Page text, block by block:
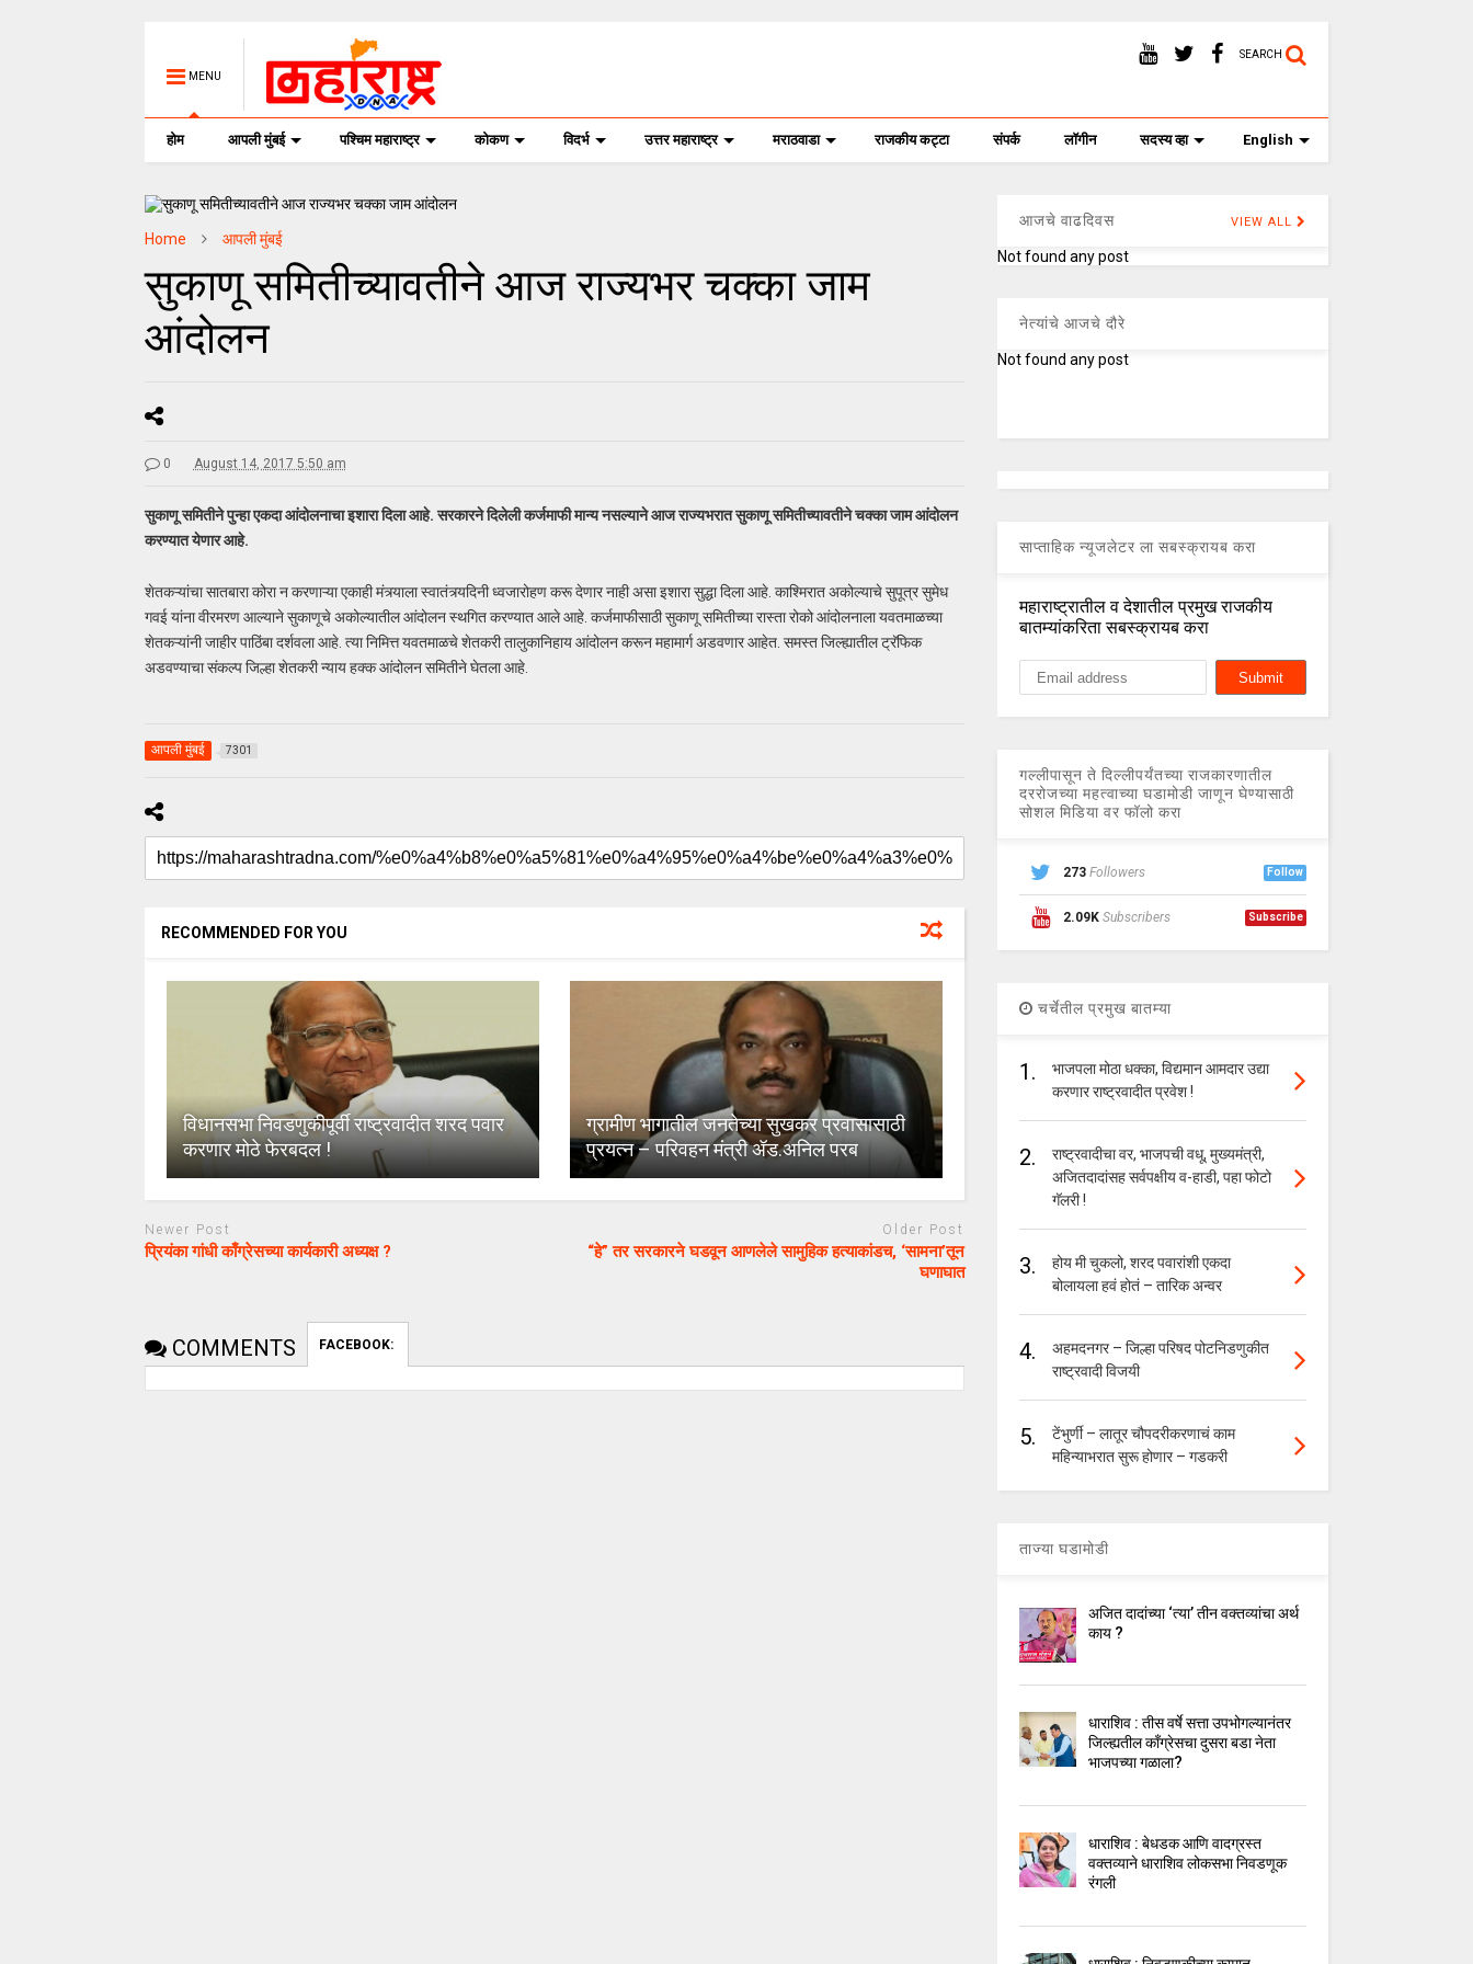
MENU
SEARCH
होम आपली मुंबई पश्चिम महाराष्ट्र कोकण विदर्भ उत्तर महाराष्ट्र मराठवाडा राजकीय कट्टा संपर्क लॉगीन सदस्य व्हा English
Home आपली मुंबई
सुकाणू समितीच्यावतीने आज राज्यभर चक्का जाम
आंदोलन
0 August 14, 2017 5:50 am
सुकाणू समितीने पुन्हा एकदा आंदोलनाचा इशारा दिला आहे. सरकारने दिलेली कर्जमाफी मान्य नसल्याने आज राज्यभरात सुकाणू समितीच्यावतीने चक्का जाम आंदोलन
करण्यात येणार आहे.
शेतकऱ्यांचा सातबारा कोरा न करणाऱ्या एकाही मंत्र्याला स्वातंत्र्यदिनी ध्वजारोहण करू देणार नाही असा इशारा सुद्धा दिला आहे. काश्मिरात अकोल्याचे सुपूत्र सुमेध
गवई यांना वीरमरण आल्याने सुकाणूचे अकोल्यातील आंदोलन स्थगित करण्यात आले आहे. कर्जमाफीसाठी सुकाणू समितीच्या रास्ता रोको आंदोलनाला यवतमाळच्या
शेतकऱ्यांनी जाहीर पाठिंबा दर्शवला आहे. त्या निमित्त यवतमाळचे शेतकरी तालुकानिहाय आंदोलन करून महामार्ग अडवणार आहेत. समस्त जिल्ह्यातील ट्रॅफिक
अडवण्याचा संकल्प जिल्हा शेतकरी न्याय हक्क आंदोलन समितीने घेतला आहे.
आपली मुंबई 7301
RECOMMENDED FOR YOU
विधानसभा निवडणुकीपूर्वी राष्ट्रवादीत शरद पवार
करणार मोठे फेरबदल !
ग्रामीण भागातील जनतेच्या सुखकर प्रवासासाठी
प्रयत्न – परिवहन मंत्री ॲड.अनिल परब
Newer Post
प्रियंका गांधी काँग्रेसच्या कार्यकारी अध्यक्ष ?
Older Post
“हे” तर सरकारने घडवून आणलेले सामुहिक हत्याकांडच, ‘सामना’तून
घणाघात
COMMENTS FACEBOOK:
आजचे वाढदिवस VIEW ALL
Not found any post
नेत्यांचे आजचे दौरे
Not found any post
साप्ताहिक न्यूजलेटर ला सबस्क्रायब करा
महाराष्ट्रातील व देशातील प्रमुख राजकीय
बातम्यांकरिता सबस्क्रायब करा
गल्लीपासून ते दिल्लीपर्यंतच्या राजकारणातील
दररोजच्या महत्वाच्या घडामोडी जाणून घेण्यासाठी
सोशल मिडिया वर फॉलो करा
273 Followers Follow
2.09K Subscribers Subscribe
चर्चेतील प्रमुख बातम्या
1.
भाजपला मोठा धक्का, विद्यमान आमदार उद्या
करणार राष्ट्रवादीत प्रवेश !
2.
राष्ट्रवादीचा वर, भाजपची वधू, मुख्यमंत्री,
अजितदादांसह सर्वपक्षीय व-हाडी, पहा फोटो
गॅलरी !
3.
होय मी चुकलो, शरद पवारांशी एकदा
बोलायला हवं होतं – तारिक अन्वर
4.
अहमदनगर – जिल्हा परिषद पोटनिडणुकीत
राष्ट्रवादी विजयी
5.
टेंभुर्णी – लातूर चौपदरीकरणाचं काम
महिन्याभरात सुरू होणार – गडकरी
ताज्या घडामोडी
अजित दादांच्या ‘त्या’ तीन वक्तव्यांचा अर्थ
काय ?
धाराशिव : तीस वर्षे सत्ता उपभोगल्यानंतर
जिल्ह्यतील कॉंग्रेसचा दुसरा बडा नेता
भाजपच्या गळाला?
धाराशिव : बेधडक आणि वादग्रस्त
वक्तव्याने धाराशिव लोकसभा निवडणूक
रंगली